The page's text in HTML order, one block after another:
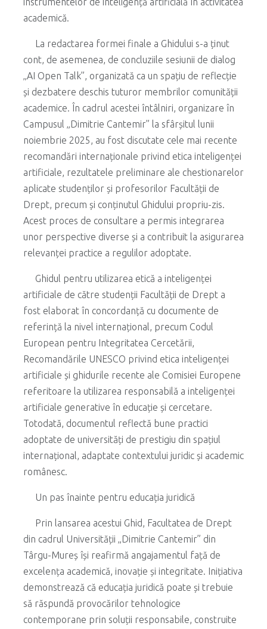
academică.
La redactarea formei finale a Ghidului s-a ținut
cont, de asemenea, de concluziile sesiunii de dialog
„AI Open Talk”, organizată ca un spațiu de reflecție
și dezbatere deschis tuturor membrilor comunității
academice. În cadrul acestei întâlniri, organizare în
Campusul „Dimitrie Cantemir” la sfârșitul lunii
noiembrie 2025, au fost discutate cele mai recente
recomandări internaționale privind etica inteligenței
artificiale, rezultatele preliminare ale chestionarelor
aplicate studenților și profesorilor Facultății de
Drept, precum și conținutul Ghidului propriu-zis.
Acest proces de consultare a permis integrarea
unor perspective diverse și a contribuit la asigurarea
relevanței practice a regulilor adoptate.
Ghidul pentru utilizarea etică a inteligenței
artificiale de către studenții Facultății de Drept a
fost elaborat în concordanță cu documente de
referință la nivel internațional, precum Codul
European pentru Integritatea Cercetării,
Recomandările UNESCO privind etica inteligenței
artificiale și ghidurile recente ale Comisiei Europene
referitoare la utilizarea responsabilă a inteligenței
artificiale generative în educație și cercetare.
Totodată, documentul reflectă bune practici
adoptate de universități de prestigiu din spațiul
internațional, adaptate contextului juridic și academic
românesc.
Un pas înainte pentru educația juridică
Prin lansarea acestui Ghid, Facultatea de Drept
din cadrul Universității „Dimitrie Cantemir” din
Târgu-Mureș își reafirmă angajamentul față de
excelența academică, inovație și integritate. Inițiativa
demonstrează că educația juridică poate și trebuie
să răspundă provocărilor tehnologice
contemporane prin soluții responsabile, construite